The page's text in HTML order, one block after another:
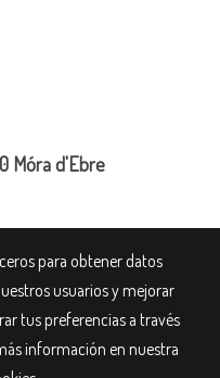
Móra d'Ebre
para obtener datos
usuarios y mejorar
tus preferencias a través
información en nuestra